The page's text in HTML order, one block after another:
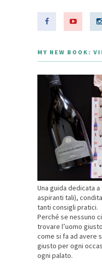
MY NEW BOOK:
Una guida dedicata
aspiranti tali),
tanti consigli pratici.
Perché se nessuno
trovare l’uomo
come si fa ad avere
giusto per ogni
ogni palato.